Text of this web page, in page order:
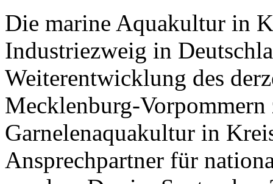
Die marine Aquakultur in
Industriezweig in
Weiterentwicklung des
Mecklenburg-Vorpommern
Garnelenaquakultur in
Ansprechpartner für